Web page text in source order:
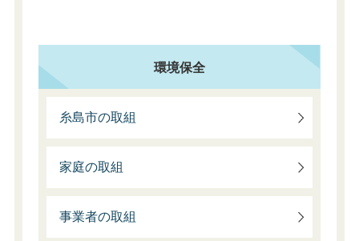
環境保全
糸島市の取組
家庭の取組
事業者の取組